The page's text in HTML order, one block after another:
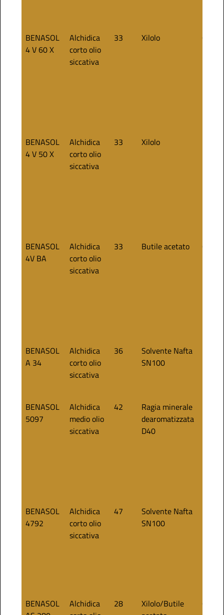
BENASOL
4 V 60 X
Alchidica
corto olio
siccativa
33 Xilolo 60
BENASOL
4 V 50 X
Alchidica
corto olio
siccativa
33 Xilolo
BENASOL
4V BA
Alchidica
corto olio
siccativa
33 Butile acetato 60
BENASOL
A 34
Alchidica
corto olio
siccativa
36
Solvente Nafta
SN100
BENASOL
5097
Alchidica
medio olio
siccativa
42
Ragia minerale
dearomatizzata
D40
BENASOL
4792
Alchidica
corto olio
siccativa
47
Solvente Nafta
SN100
BENASOL
Alchidica
28
Xilolo/Butile
60